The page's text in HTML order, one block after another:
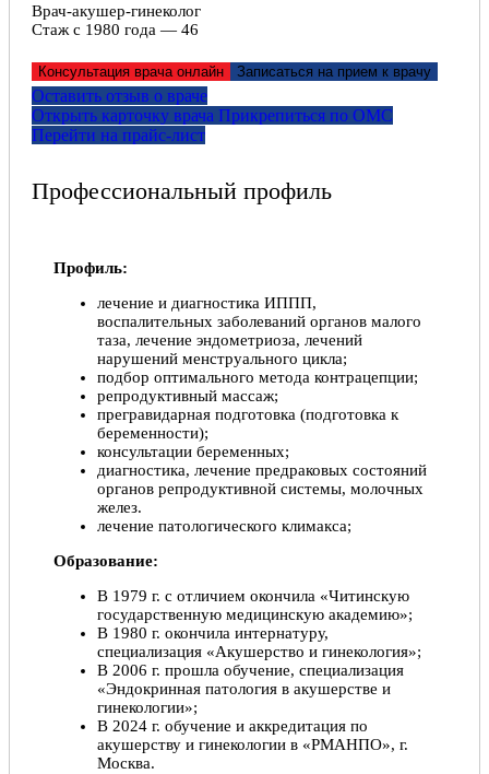
Врач-акушер-гинеколог
Стаж с 1980 года — 46
Консультация врача онлайн Записаться на прием к врачу
Оставить отзыв о враче
Открыть карточку врача Прикрепитьcя по ОМС
Перейти на прайс-лист
Профессиональный профиль
Профиль:
лечение и диагностика ИППП,
воспалительных заболеваний органов малого
таза, лечение эндометриоза, лечений
нарушений менструального цикла;
подбор оптимального метода контрацепции;
репродуктивный массаж;
прегравидарная подготовка (подготовка к
беременности);
консультации беременных;
диагностика, лечение предраковых состояний
органов репродуктивной системы, молочных
желез.
лечение патологического климакса;
Образование:
В 1979 г. с отличием окончила «Читинскую
государственную медицинскую академию»;
В 1980 г. окончила интернатуру,
специализация «Акушерство и гинекология»;
В 2006 г. прошла обучение, специализация
«Эндокринная патология в акушерстве и
гинекологии»;
В 2024 г. обучение и аккредитация по
акушерству и гинекологии в «РМАНПО», г.
Москва.